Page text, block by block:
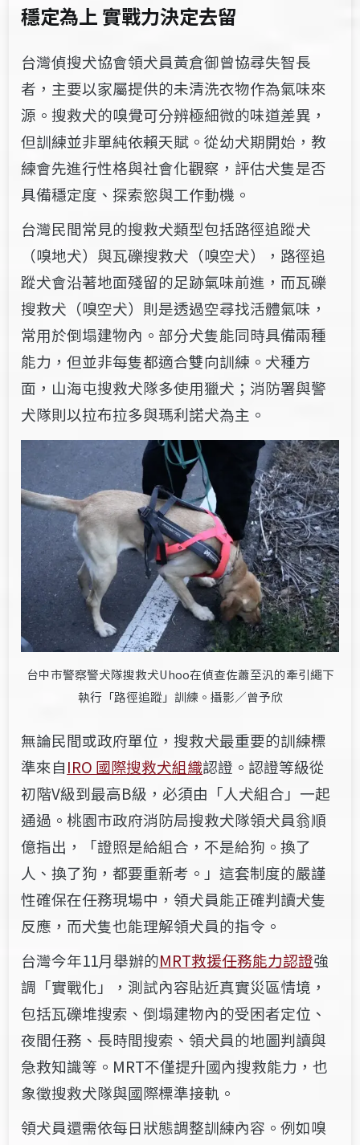
穩定為上 實戰力決定去留
台灣偵搜犬協會領犬員黃倉御曾協尋失智長
者，主要以家屬提供的未清洗衣物作為氣味來
源。搜救犬的嗅覺可分辨極細微的味道差異，
但訓練並非單純依賴天賦。從幼犬期開始，教
練會先進行性格與社會化觀察，評估犬隻是否
具備穩定度、探索慾與工作動機。
台灣民間常見的搜救犬類型包括路徑追蹤犬
（嗅地犬）與瓦礫搜救犬（嗅空犬），路徑追
蹤犬會沿著地面殘留的足跡氣味前進，而瓦礫
搜救犬（嗅空犬）則是透過空尋找活體氣味，
常用於倒塌建物內。部分犬隻能同時具備兩種
能力，但並非每隻都適合雙向訓練。犬種方
面，山海屯搜救犬隊多使用獵犬；消防署與警
犬隊則以拉布拉多與瑪利諾犬為主。
台中市警察警犬隊搜救犬Uhoo在偵查佐蕭至汎的牽引繩下
執行「路徑追蹤」訓練。攝影／曾予欣
無論民間或政府單位，搜救犬最重要的訓練標
準來自IRO 國際搜救犬組織認證。認證等級從
初階V級到最高B級，必須由「人犬組合」一起
通過。桃園市政府消防局搜救犬隊領犬員翁順
億指出，「證照是給組合，不是給狗。換了
人、換了狗，都要重新考。」這套制度的嚴謹
性確保在任務現場中，領犬員能正確判讀犬隻
反應，而犬隻也能理解領犬員的指令。
台灣今年11月舉辦的MRT救援任務能力認證強
調「實戰化」，測試內容貼近真實災區情境，
包括瓦礫堆搜索、倒塌建物內的受困者定位、
夜間任務、長時間搜索、領犬員的地圖判讀與
急救知識等。MRT不僅提升國內搜救能力，也
象徵搜救犬隊與國際標準接軌。
領犬員還需依每日狀態調整訓練內容。例如嗅